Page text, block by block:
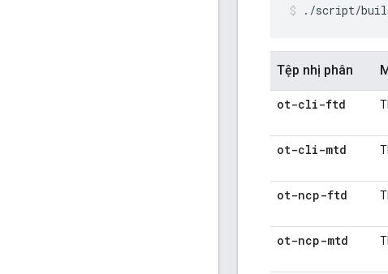
./script/build -
Tệp nhị phân
ot-cli-ftd
ot-cli-mtd
ot-ncp-ftd
ot-ncp-mtd